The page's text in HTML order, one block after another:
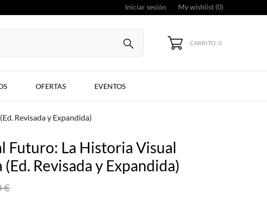
Iniciar sesión My wishlist (0)
CARRITO: 0
OFERTAS EVENTOS
Revisada y Expandida)
Futuro: La Historia Visual
Revisada y Expandida)
€